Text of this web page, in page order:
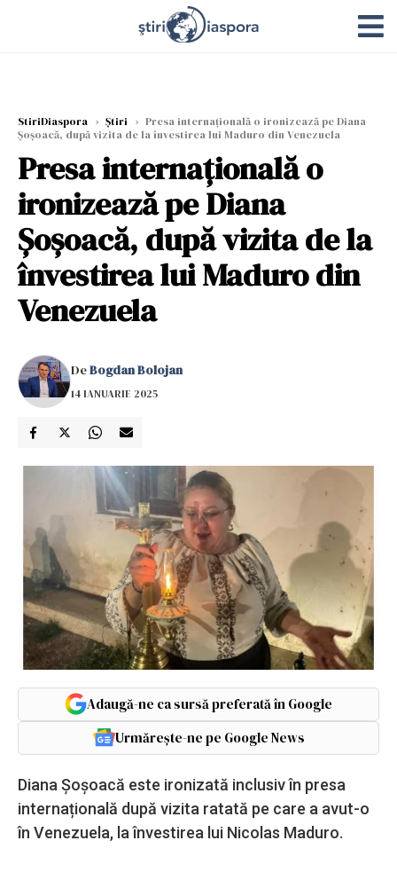
StiriDiaspora › Știri › Presa internațională o ironizează pe Diana
Șoșoacă, după vizita de la învestirea lui Maduro din Venezuela
Presa internațională o
ironizează pe Diana
Șoșoacă, după vizita de la
învestirea lui Maduro din
Venezuela
DeBogdan Bolojan
14 IANUARIE 2025
Adaugă-ne ca sursă preferată în Google
Urmărește-ne pe Google News
Diana Șoșoacă este ironizată inclusiv în presa
internațională după vizita ratată pe care a avut-o
în Venezuela, la învestirea lui Nicolas Maduro.